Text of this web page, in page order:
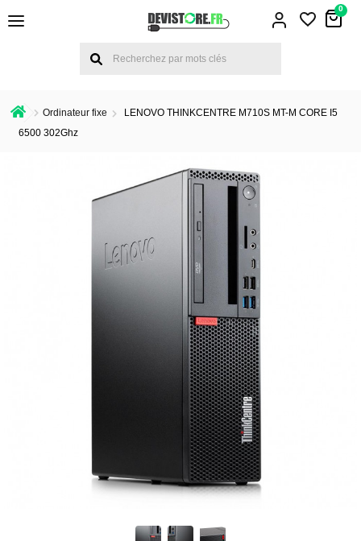
0
Ordinateur fixe
LENOVO THINKCENTRE M710S MT-M CORE I5
6500 302Ghz